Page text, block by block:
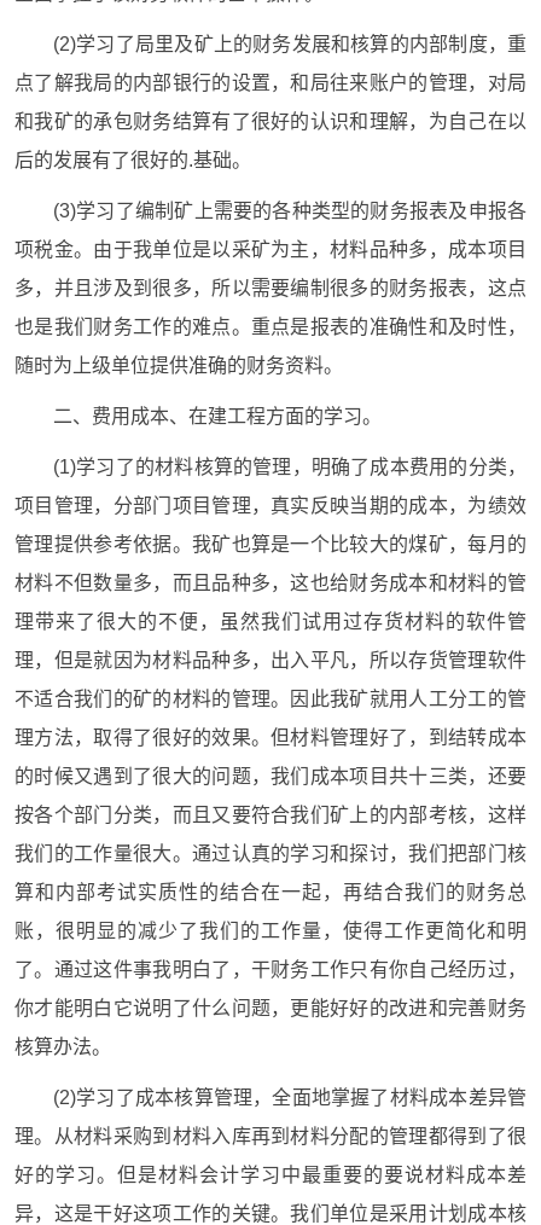
(2)学习了局里及矿上的财务发展和核算的内部制度，重
点了解我局的内部银行的设置，和局往来账户的管理，对局
和我矿的承包财务结算有了很好的认识和理解，为自己在以
后的发展有了很好的.基础。
(3)学习了编制矿上需要的各种类型的财务报表及申报各
项税金。由于我单位是以采矿为主，材料品种多，成本项目
多，并且涉及到很多，所以需要编制很多的财务报表，这点
也是我们财务工作的难点。重点是报表的准确性和及时性，
随时为上级单位提供准确的财务资料。
二、费用成本、在建工程方面的学习。
(1)学习了的材料核算的管理，明确了成本费用的分类，
项目管理，分部门项目管理，真实反映当期的成本，为绩效
管理提供参考依据。我矿也算是一个比较大的煤矿，每月的
材料不但数量多，而且品种多，这也给财务成本和材料的管
理带来了很大的不便，虽然我们试用过存货材料的软件管
理，但是就因为材料品种多，出入平凡，所以存货管理软件
不适合我们的矿的材料的管理。因此我矿就用人工分工的管
理方法，取得了很好的效果。但材料管理好了，到结转成本
的时候又遇到了很大的问题，我们成本项目共十三类，还要
按各个部门分类，而且又要符合我们矿上的内部考核，这样
我们的工作量很大。通过认真的学习和探讨，我们把部门核
算和内部考试实质性的结合在一起，再结合我们的财务总
账，很明显的减少了我们的工作量，使得工作更简化和明
了。通过这件事我明白了，干财务工作只有你自己经历过，
你才能明白它说明了什么问题，更能好好的改进和完善财务
核算办法。
(2)学习了成本核算管理，全面地掌握了材料成本差异管
理。从材料采购到材料入库再到材料分配的管理都得到了很
好的学习。但是材料会计学习中最重要的要说材料成本差
异，这是干好这项工作的关键。我们单位是采用计划成本核